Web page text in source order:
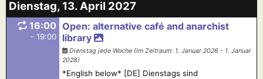
Dienstag, 13. April 2027
16:00
- 19:00
Open: alternative café and anarchist
library
Dienstag jede Woche (Im Zeitraum: 1. Januar 2026 - 1. Januar
2028)
*English below* [DE] Dienstags sind